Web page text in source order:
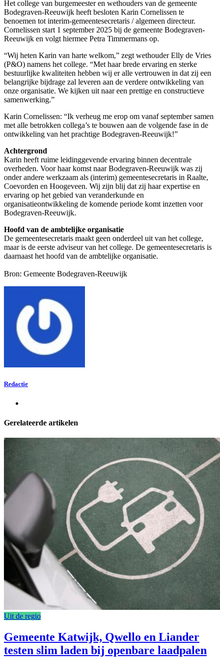
Het college van burgemeester en wethouders van de gemeente
Bodegraven-Reeuwijk heeft besloten Karin Cornelissen te
benoemen tot interim-gemeentesecretaris / algemeen directeur.
Cornelissen start 1 september 2025 bij de gemeente Bodegraven-
Reeuwijk en volgt hiermee Petra Timmermans op.
“Wij heten Karin van harte welkom,” zegt wethouder Elly de Vries
(P&O) namens het college. “Met haar brede ervaring en sterke
bestuurlijke kwaliteiten hebben wij er alle vertrouwen in dat zij een
belangrijke bijdrage zal leveren aan de verdere ontwikkeling van
onze organisatie. We kijken uit naar een prettige en constructieve
samenwerking.”
Karin Cornelissen: “Ik verheug me erop om vanaf september samen
met alle betrokken collega’s te bouwen aan de volgende fase in de
ontwikkeling van het prachtige Bodegraven-Reeuwijk!”
Achtergrond
Karin heeft ruime leidinggevende ervaring binnen decentrale
overheden. Voor haar komst naar Bodegraven-Reeuwijk was zij
onder andere werkzaam als (interim) gemeentesecretaris in Raalte,
Coevorden en Hoogeveen. Wij zijn blij dat zij haar expertise en
ervaring op het gebied van veranderkunde en
organisatieontwikkeling de komende periode komt inzetten voor
Bodegraven-Reeuwijk.
Hoofd van de ambtelijke organisatie
De gemeentesecretaris maakt geen onderdeel uit van het college,
maar is de eerste adviseur van het college. De gemeentesecretaris is
daarnaast het hoofd van de ambtelijke organisatie.
Bron: Gemeente Bodegraven-Reeuwijk
Redactie
Gerelateerde artikelen
Uit de regio
Gemeente Katwijk, Qwello en Liander
testen slim laden bij openbare laadpalen